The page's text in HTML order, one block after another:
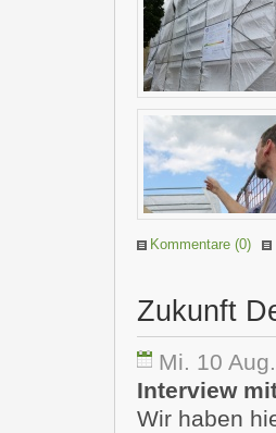
Kommentare (0)
Zukunft
Mi. 10
Interview
Wir haben